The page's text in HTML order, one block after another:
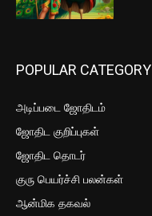
POPULAR CATEGORY
அடிப்படை ஜோதிடம்
ஜோதிட குறிப்புகள்
ஜோதிட தொடர்
குரு பெயர்ச்சி பலன்கள்
ஆன்மிக தகவல்